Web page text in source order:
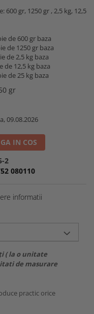
600 gr, 1250 gr , 2,5 kg, 12,5
de 600 gr baza
de 1250 gr baza
de 2,5 kg baza
12,5 kg baza
de 25 kg baza
gr
09.08.2026
IN COS
2
080110
informatii
( la o unitate
de masurare
practic orice